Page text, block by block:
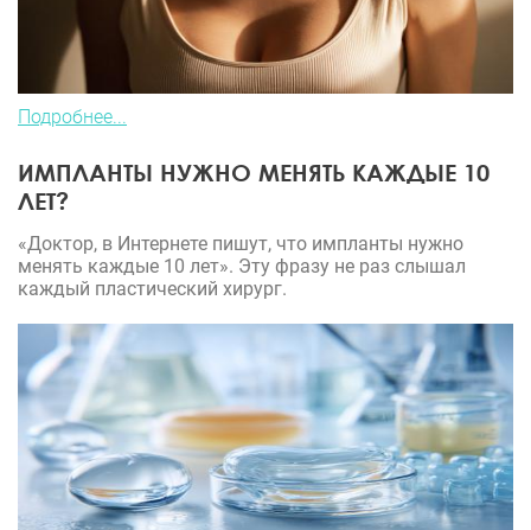
Подробнее...
ИМПЛАНТЫ НУЖНО МЕНЯТЬ КАЖДЫЕ 10
ЛЕТ?
«Доктор, в Интернете пишут, что импланты нужно
менять каждые 10 лет». Эту фразу не раз слышал
каждый пластический хирург.